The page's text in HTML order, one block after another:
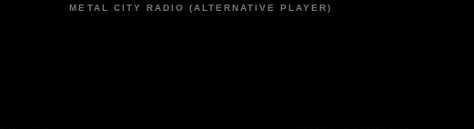
METAL CITY RADIO (ALTERNATIVE PLAYER)